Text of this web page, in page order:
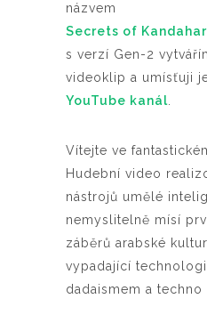
názvem
Secrets of
s verzí Gen-2
videoklip a umísťuji
YouTube kanál
Vítejte ve
Hudební video
nástrojů umělé
nemyslitelně mísí
záběrů arabské
vypadající
dadaismem a techno